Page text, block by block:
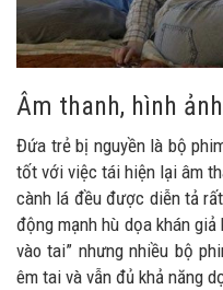
Âm thanh, hình
Đứa trẻ bị nguyền là bộ
tốt với việc tái hiện lại âm
cành lá đều được diễn tả
động mạnh hù dọa khán giả
vào tai” nhưng nhiều bộ
êm tai và vẫn đủ khả năng